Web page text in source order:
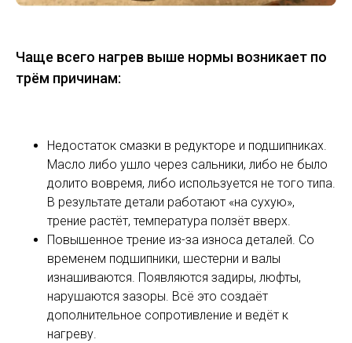
Чаще всего нагрев выше нормы возникает по
трём причинам:
Недостаток смазки в редукторе и подшипниках.
Масло либо ушло через сальники, либо не было
долито вовремя, либо используется не того типа.
В результате детали работают «на сухую»,
трение растёт, температура ползёт вверх.
Повышенное трение из-за износа деталей. Со
временем подшипники, шестерни и валы
изнашиваются. Появляются задиры, люфты,
нарушаются зазоры. Всё это создаёт
дополнительное сопротивление и ведёт к
нагреву.